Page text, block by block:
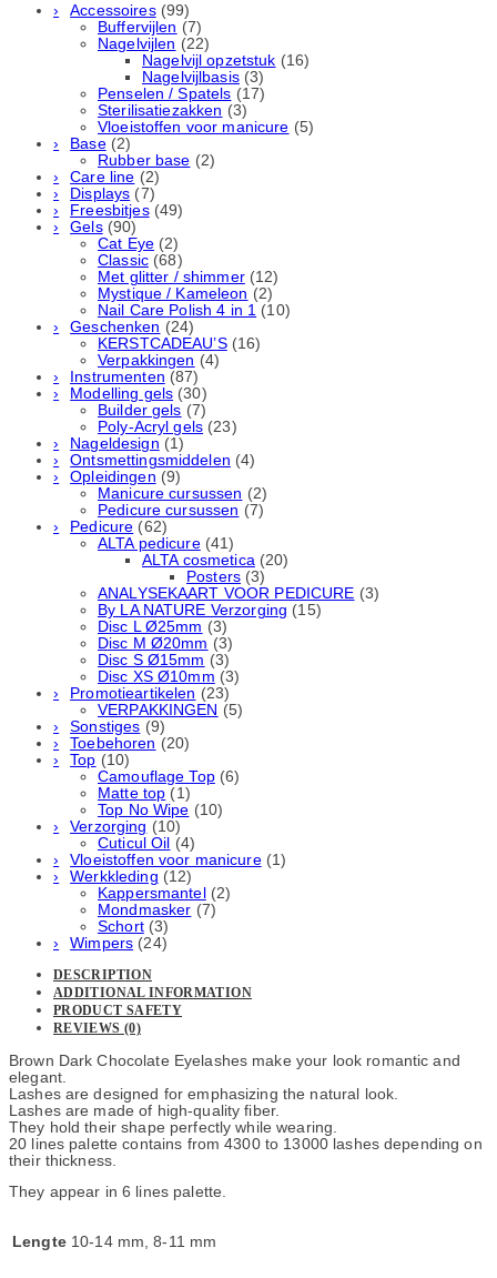
Accessoires (99)
Buffervijlen (7)
Nagelvijlen (22)
Nagelvijl opzetstuk (16)
Nagelvijlbasis (3)
Penselen / Spatels (17)
Sterilisatiezakken (3)
Vloeistoffen voor manicure (5)
Base (2)
Rubber basе (2)
Care line (2)
Displays (7)
Freesbitjes (49)
Gels (90)
Cat Eye (2)
Classic (68)
Met glitter / shimmer (12)
Mystique / Kameleon (2)
Nail Care Polish 4 in 1 (10)
Geschenken (24)
KERSTCADEAU’S (16)
Verpakkingen (4)
Instrumenten (87)
Modelling gels (30)
Builder gels (7)
Poly-Acryl gels (23)
Nageldesign (1)
Ontsmettingsmiddelen (4)
Opleidingen (9)
Manicure cursussen (2)
Pedicure cursussen (7)
Pedicure (62)
ALTA pedicure (41)
ALTA cosmetica (20)
Posters (3)
ANALYSEKAART VOOR PEDICURE (3)
By LA NATURE Verzorging (15)
Disc L Ø25mm (3)
Disc M Ø20mm (3)
Disc S Ø15mm (3)
Disc XS Ø10mm (3)
Promotieartikelen (23)
VERPAKKINGEN (5)
Sonstiges (9)
Toebehoren (20)
Top (10)
Camouflage Top (6)
Matte top (1)
Top No Wipe (10)
Verzorging (10)
Cuticul Oil (4)
Vloeistoffen voor manicure (1)
Werkkleding (12)
Kappersmantel (2)
Mondmasker (7)
Schort (3)
Wimpers (24)
DESCRIPTION
ADDITIONAL INFORMATION
PRODUCT SAFETY
REVIEWS (0)
Brown Dark Chocolate Eyelashes make your look romantic and
elegant.
Lashes are designed for emphasizing the natural look.
Lashes are made of high-quality fiber.
They hold their shape perfectly while wearing.
20 lines palette contains from 4300 to 13000 lashes depending on
their thickness.
They appear in 6 lines palette.
Lengte 10-14 mm, 8-11 mm